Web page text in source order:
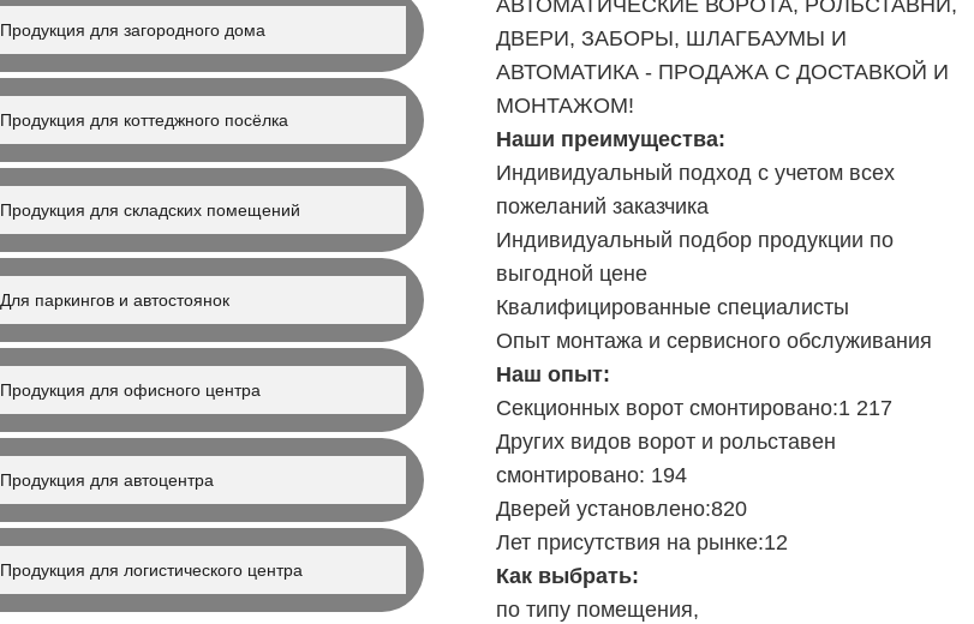
Продукция для загородного дома
Продукция для коттеджного посёлка
Продукция для складских помещений
Для паркингов и автостоянок
Продукция для офисного центра
Продукция для автоцентра
Продукция для логистического центра
АВТОМАТИЧЕСКИЕ ВОРОТА, РОЛЬСТАВНИ,
ДВЕРИ, ЗАБОРЫ, ШЛАГБАУМЫ И
АВТОМАТИКА - ПРОДАЖА С ДОСТАВКОЙ И
МОНТАЖОМ!
Наши преимущества:
Индивидуальный подход с учетом всех
пожеланий заказчика
Индивидуальный подбор продукции по
выгодной цене
Квалифицированные специалисты
Опыт монтажа и сервисного обслуживания
Наш опыт:
Секционных ворот смонтировано:1 217
Других видов ворот и рольставен
смонтировано: 194
Дверей установлено:820
Лет присутствия на рынке:12
Как выбрать:
по типу помещения,